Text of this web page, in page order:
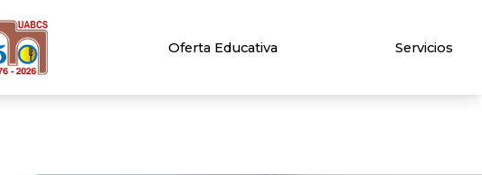
Oferta Educativa Servicios